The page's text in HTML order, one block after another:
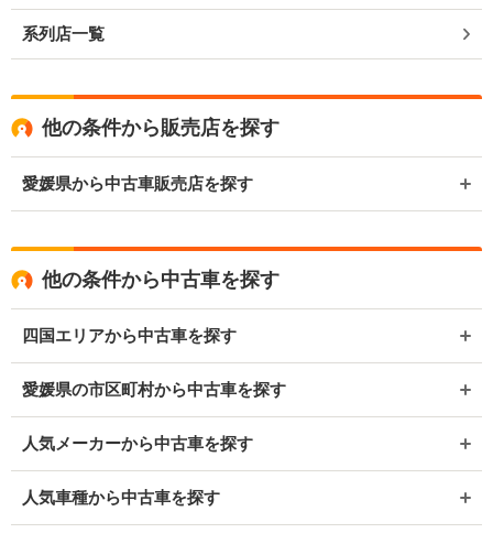
系列店一覧
他の条件から販売店を探す
愛媛県から中古車販売店を探す
他の条件から中古車を探す
四国エリアから中古車を探す
愛媛県の市区町村から中古車を探す
人気メーカーから中古車を探す
人気車種から中古車を探す